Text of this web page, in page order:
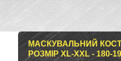
МАСКУВАЛЬНИЙ
РОЗМІР XL-XXL -